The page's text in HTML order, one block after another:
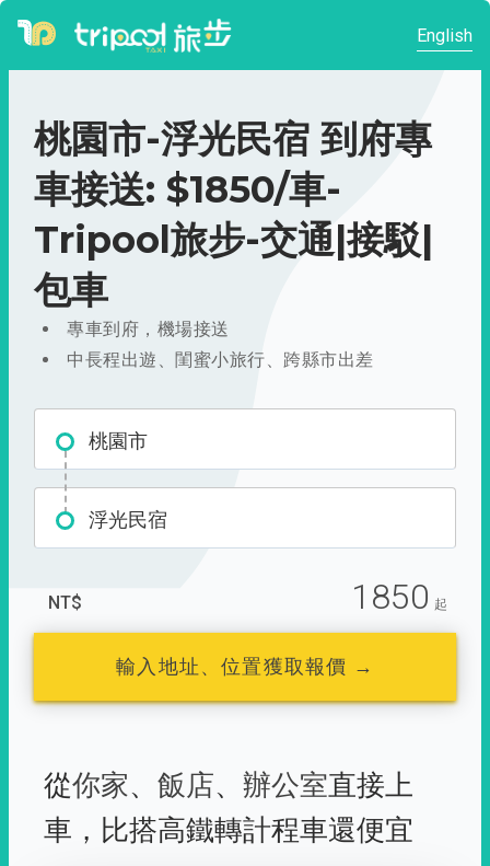
English
桃園市-浮光民宿 到府專
車接送: $1850/車-
Tripool旅步-交通|接駁|
包車
專車到府，機場接送
中長程出遊、閨蜜小旅行、跨縣市出差
桃園市
浮光民宿
NT$ 1850 起
輸入地址、位置獲取報價 →
從你家、 飯店、 辦公室直接上
車， 比搭高鐵轉計程車還便宜